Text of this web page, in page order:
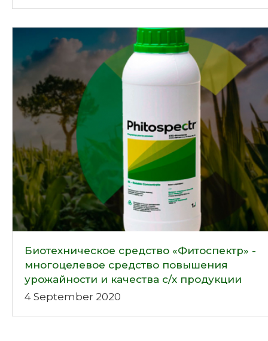
Биотехническое средство «Фитоспектр» -
многоцелевое средство повышения
урожайности и качества с/х продукции
4 September 2020